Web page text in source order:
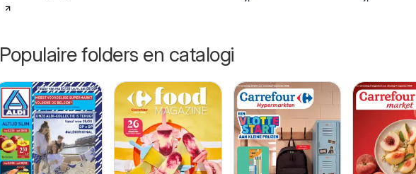
Populaire folders en catalogi